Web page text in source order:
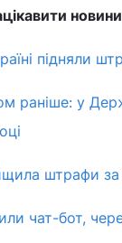
новини
підняли
раніше: у
штрафи
чат-бот,